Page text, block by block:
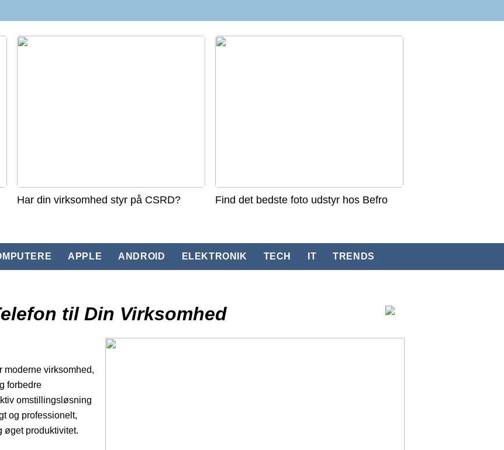
Har din virksomhed styr på CSRD? Find det bedste foto udstyr hos Befro
APPLE ANDROID ELEKTRONIK TECH IT TRENDS
til Din Virksomhed
moderne virksomhed,
forbedre
omstillingsløsning
og professionelt,
øget produktivitet.